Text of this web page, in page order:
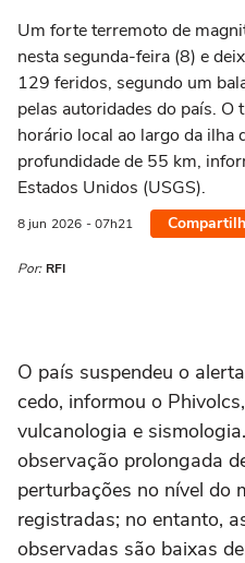
Um forte terremoto de
nesta segunda-feira (8) e
129 feridos, segundo um
pelas autoridades do país.
horário local ao largo da ilha
profundidade de 55 km,
Estados Unidos (USGS).
8 jun 2026 - 07h21
Por: RFI
O país suspendeu o
cedo, informou o
vulcanologia e
observação prolongada
perturbações no nível do
registradas; no entanto,
observadas são baixas